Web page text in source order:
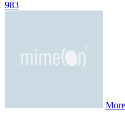
983
More